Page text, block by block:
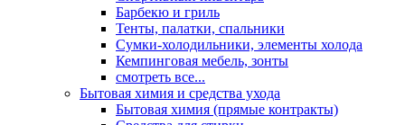
Барбекю и гриль
Тенты, палатки, спальники
Сумки-холодильники, элементы холода
Кемпинговая мебель, зонты
смотреть все...
Бытовая химия и средства ухода
Бытовая химия (прямые контракты)